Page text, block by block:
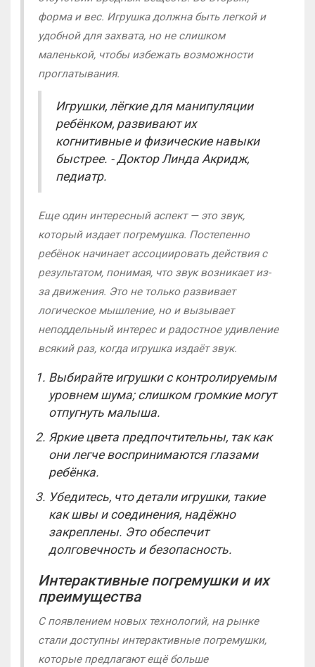
форма и вес. Игрушка должна быть легкой и
удобной для захвата, но не слишком
маленькой, чтобы избежать возможности
проглатывания.
Игрушки, лёгкие для манипуляции
ребёнком, развивают их
когнитивные и физические навыки
быстрее. - Доктор Линда Акридж,
педиатр.
Еще один интересный аспект — это звук,
который издает погремушка. Постепенно
ребёнок начинает ассоциировать действия с
результатом, понимая, что звук возникает из-
за движения. Это не только развивает
логическое мышление, но и вызывает
неподдельный интерес и радостное удивление
всякий раз, когда игрушка издаёт звук.
Выбирайте игрушки с контролируемым
уровнем шума; слишком громкие могут
отпугнуть малыша.
Яркие цвета предпочтительны, так как
они легче воспринимаются глазами
ребёнка.
Убедитесь, что детали игрушки, такие
как швы и соединения, надёжно
закреплены. Это обеспечит
долговечность и безопасность.
Интерактивные погремушки и их
преимущества
С появлением новых технологий, на рынке
стали доступны интерактивные погремушки,
которые предлагают ещё больше